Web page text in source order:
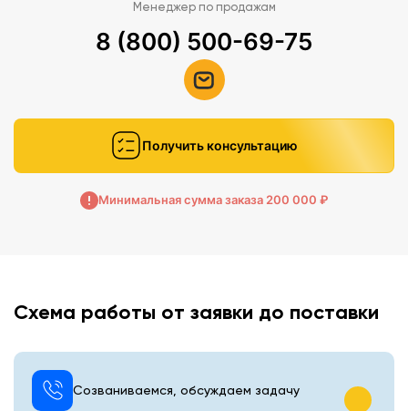
Менеджер по продажам
8 (800) 500-69-75
Получить консультацию
Минимальная сумма заказа 200 000 ₽
Схема работы от заявки до поставки
Созваниваемся, обсуждаем задачу